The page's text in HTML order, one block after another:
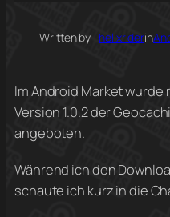
Written by helixriderin
Im Android Market
Version 1.0.2 der
angeboten.
Während ich den
schaute ich kurz in die